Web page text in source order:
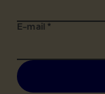
E-mail *